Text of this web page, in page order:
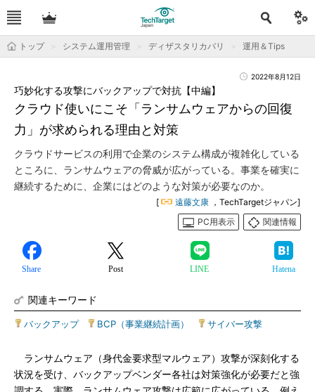
トップ システム運用管理 ディザスタリカバリ 運用＆Tips
2022年8月12日
クラウド使いにこそ「ランサムウェアからの回復
力」が求められる理由と対策
巧妙化する攻撃にバックアップで対抗【中編】
クラウドサービスの利用で企業のシステム構成が複雑化している
ところに、ランサムウェアの脅威が広がっている。事業を確実に
継続するために、企業にはどのような対策が必要なのか。
[ 遠藤文康 ，TechTargetジャパン]
PC用表示
関連情報
Share Post LINE Hatena
関連キーワード
バックアップ| BCP（事業継続計画） サイバー攻撃
ランサムウェア（身代金要求型マルウェア）攻撃が深刻化する
状況を受け、バックアップベンダー各社は対策強化が必要だと強